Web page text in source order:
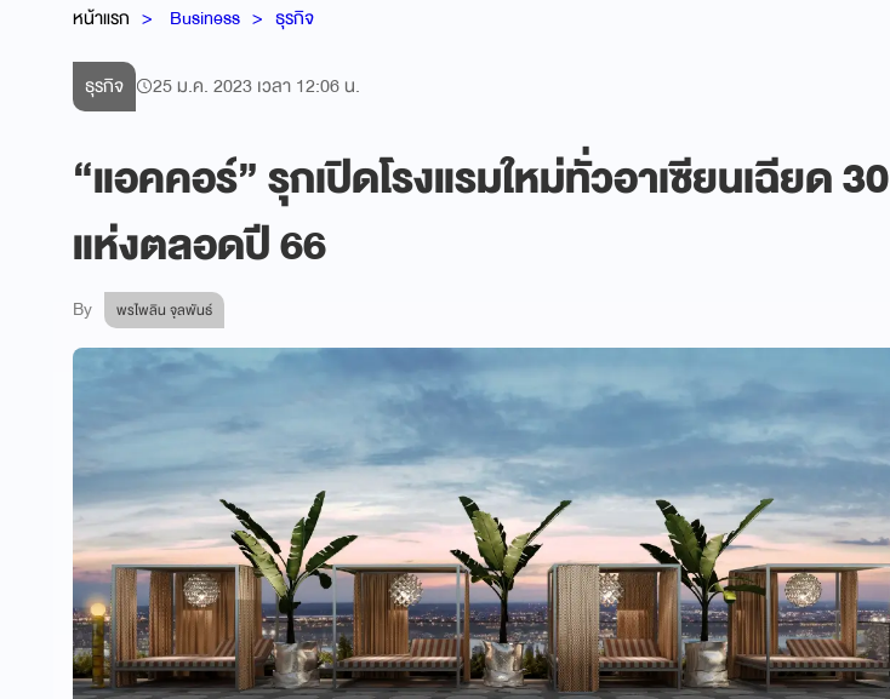
หน้าแรก Business ธุรกิจ
ธุรกิจ 25 ม.ค. 2023 เวลา 12:06 น.
“แอคคอร์” รุกเปิดโรงแรมใหม่ทั่วอาเซียนเฉียด 30
แห่งตลอดปี 66
By พรไพลิน จุลพันธ์